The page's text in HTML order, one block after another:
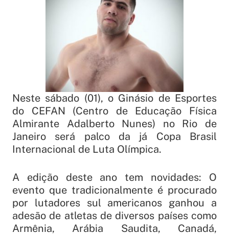
Neste sábado (01), o Ginásio de Esportes
do CEFAN (Centro de Educação Física
Almirante Adalberto Nunes) no Rio de
Janeiro será palco da já Copa Brasil
Internacional de Luta Olímpica.
A edição deste ano tem novidades: O
evento que tradicionalmente é procurado
por lutadores sul americanos ganhou a
adesão de atletas de diversos países como
Armênia, Arábia Saudita, Canadá,